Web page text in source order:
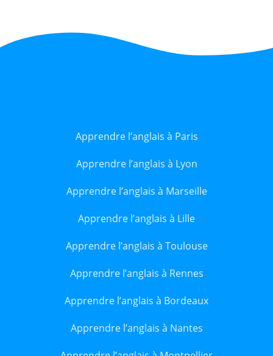
Apprendre l’anglais à Paris
Apprendre l’anglais à Lyon
Apprendre l’anglais à Marseille
Apprendre l’anglais à Lille
Apprendre l’anglais à Toulouse
Apprendre l’anglais à Rennes
Apprendre l’anglais à Bordeaux
Apprendre l’anglais à Nantes